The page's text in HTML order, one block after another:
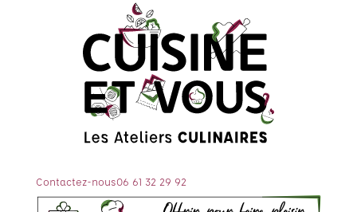
Contactez-nous06 61 32 29 92